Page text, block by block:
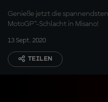
Genieße jetzt die
MotoGP™-Schlacht in Misano!
13 Sept. 2020
TEILEN